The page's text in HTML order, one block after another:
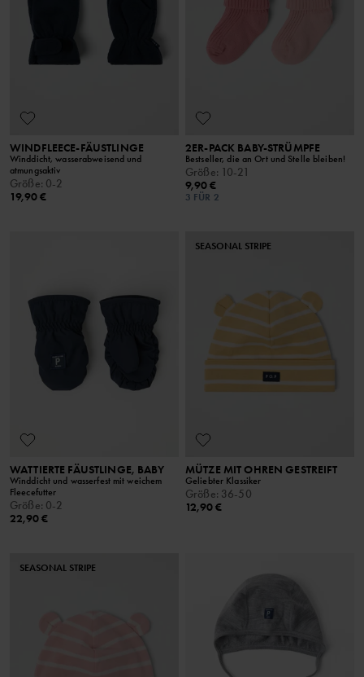
WINDFLEECE-FÄUSTLINGE
Winddicht, wasserabweisend und
atmungsaktiv
Größe: 0-2
19,90 €
2ER-PACK BABY-STRÜMPFE
Bestseller, die an Ort und Stelle bleiben!
Größe: 10-21
9,90 €
3 FÜR 2
WATTIERTE FÄUSTLINGE, BABY
Winddicht und wasserfest mit weichem
Fleecefutter
Größe: 0-2
22,90 €
SEASONAL STRIPE
MÜTZE MIT OHREN GESTREIFT
Geliebter Klassiker
Größe: 36-50
12,90 €
SEASONAL STRIPE